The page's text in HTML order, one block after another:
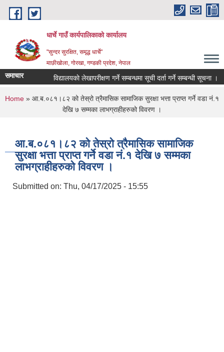
Skip to main content
धार्चे गाउँ कार्यपालिकाको कार्यालय
"सुन्दर सुरक्षित, समृद्ध धार्चे"
माछीखोला, गोरखा, गण्डकी प्रदेश, नेपाल
समाचार विद्यालयकाे लेखापरीक्षण गर्ने सम्बन्धमा सूची दर्ता गर्ने सम्बन्धी सूचना ।
You are here
Home » आ.ब.०८१।८२ को तेस्रो त्रैमासिक सामाजिक सुरक्षा भत्ता प्राप्त गर्ने वडा नं.१
देखि ७ सम्मका लाभग्राहीहरुको विवरण ।
आ.ब.०८१।८२ को तेस्रो त्रैमासिक सामाजिक
सुरक्षा भत्ता प्राप्त गर्ने वडा नं.१ देखि ७ सम्मका
लाभग्राहीहरुको विवरण ।
Submitted on: Thu, 04/17/2025 - 15:55